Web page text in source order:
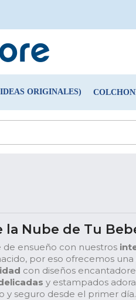
ORIGINALES)
la Nube de Tu
de ensueño con nuestros
por eso ofrecemos
con diseños
y estampados
seguro desde el primer